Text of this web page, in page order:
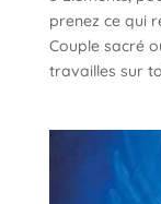
prenez ce qui
Couple sacré
travailles sur